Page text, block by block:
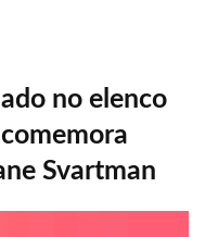
no elenco
Svartman